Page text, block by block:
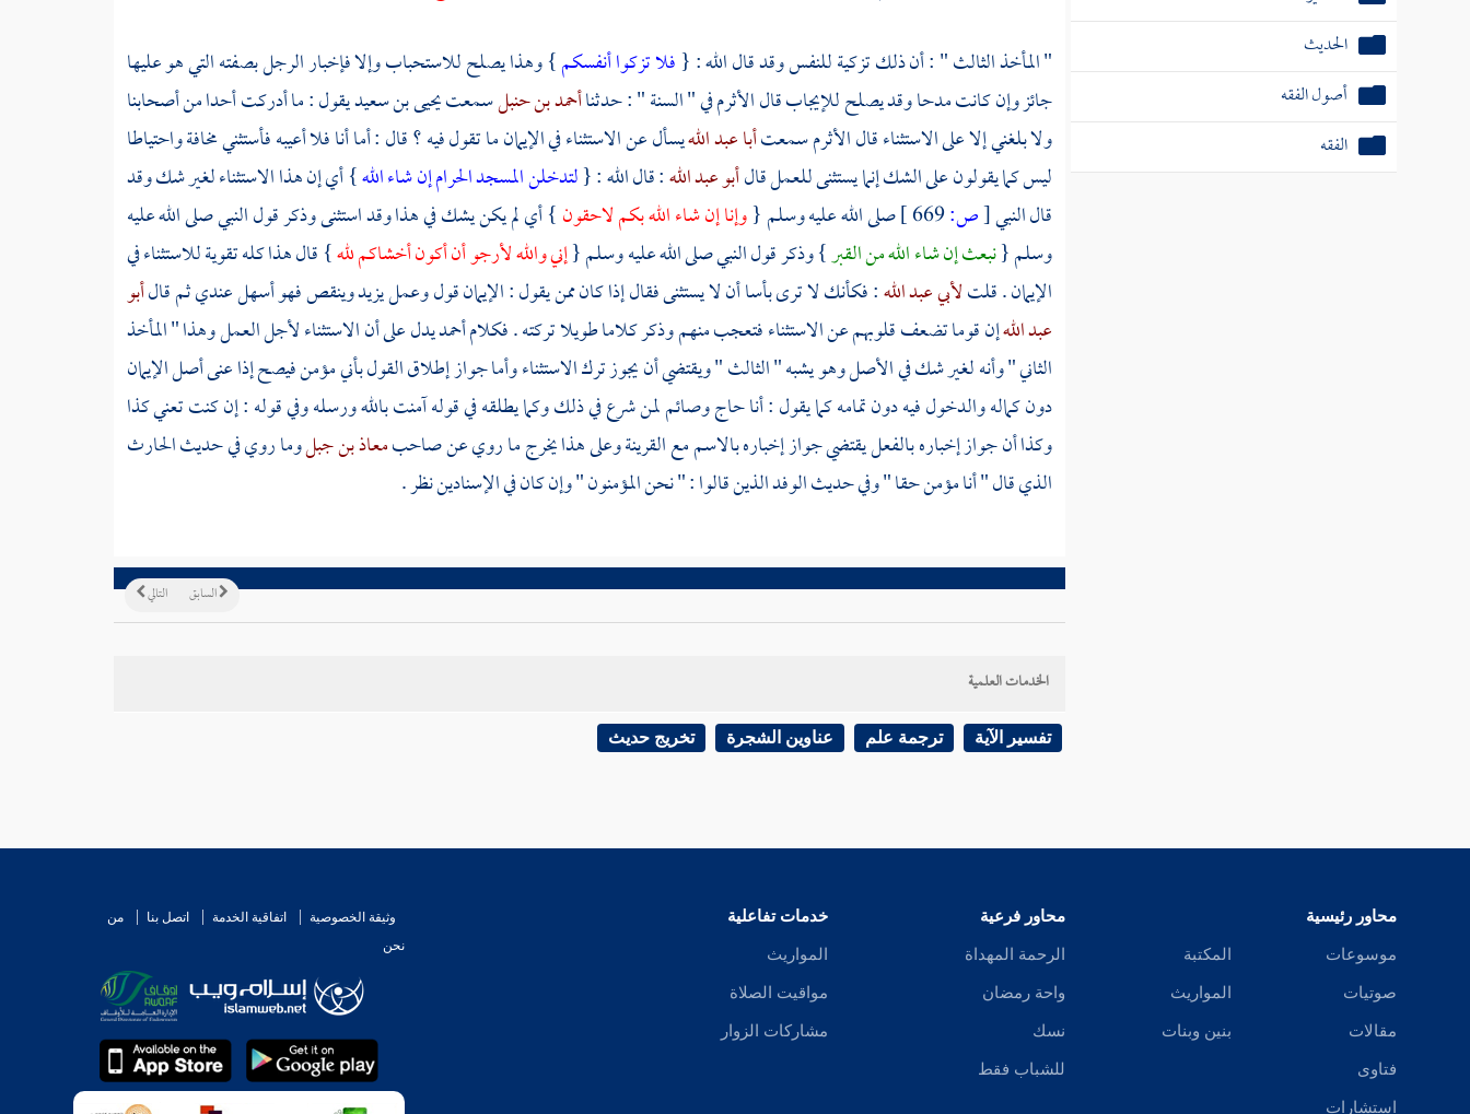
الحديث
أصول الفقه
الفقه
" المأخذ الثالث " : أن ذلك تزكية للنفس وقد قال الله : {فلا تزكوا أنفسكم} وهذا يصلح للاستحباب وإلا فإخبار الرجل بصفته التي هو عليها
جائز وإن كانت مدحا وقد يصلح للإيجاب قالالأثرمفي " السنة " : حدثناأحمد بن حنبلسمعتيحيى بن سعيديقول : ما أدركت أحدا من أصحابنا
ولا بلغني إلا على الاستثناء قالالأثرمسمعتأبا عبد اللهيسأل عن الاستثناء في الإيمان ما تقول فيه ؟ قال : أما أنا فلا أعيبه فأستثني مخافة واحتياطا
ليس كما يقولون على الشك إنما يستثنى للعمل قالأبو عبد الله: قال الله : {لتدخلن المسجد الحرام إن شاء الله} أي إن هذا الاستثناء لغير شك وقد
قال النبي[ص:669 ] صلى الله عليه وسلم {وإنا إن شاء الله بكم لاحقون} أي لم يكن يشك في هذا وقد استثنى وذكر قول النبي صلى الله عليه
وسلم {نبعث إن شاء الله من القبر} وذكر قول النبي صلى الله عليه وسلم {إني والله لأرجو أن أكون أخشاكم لله} قال هذا كله تقوية للاستثناء في
الإيمان . قلتلأبي عبد الله: فكأنك لا ترى بأسا أن لا يستثنى فقال إذا كان ممن يقول : الإيمان قول وعمل يزيد وينقص فهو أسهل عندي ثم قالأبو
عبد اللهإن قوما تضعف قلوبهم عن الاستثناء فتعجب منهم وذكر كلاما طويلا تركته . فكلامأحمديدل على أن الاستثناء لأجل العمل وهذا " المأخذ
الثاني " وأنه لغير شك في الأصل وهو يشبه " الثالث " ويقتضي أن يجوز ترك الاستثناء وأما جواز إطلاق القول بأني مؤمن فيصح إذا عنى أصل الإيمان
دون كماله والدخول فيه دون تمامه كما يقول : أنا حاج وصائم لمن شرع في ذلك وكما يطلقه في قوله آمنت بالله ورسله وفي قوله : إن كنت تعني كذا
وكذا أن جواز إخباره بالفعل يقتضي جواز إخباره بالاسم مع القرينة وعلى هذا يخرج ما روي عن صاحبمعاذ بن جبلوما روي في حديثالحارث
الذي قال " أنا مؤمن حقا " وفي حديث الوفد الذين قالوا : " نحن المؤمنون " وإن كان في الإسنادين نظر .
التالي السابق
الخدمات العلمية
تفسير الآية ترجمة علم عناوين الشجرة تخريج حديث
محاور رئيسية
موسوعات
صوتيات
مقالات
فتاوى
استشارات
المكتبة
المواريث
بنين وبنات
محاور فرعية
الرحمة المهداة
واحة رمضان
نسك
للشباب فقط
خدمات تفاعلية
المواريث
مواقيت الصلاة
مشاركات الزوار
وثيقة الخصوصية اتفاقية الخدمة اتصل بنا
من
نحن